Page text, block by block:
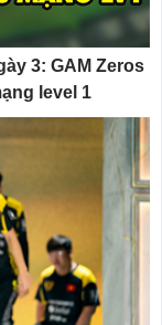
3: GAM Zeros
level 1